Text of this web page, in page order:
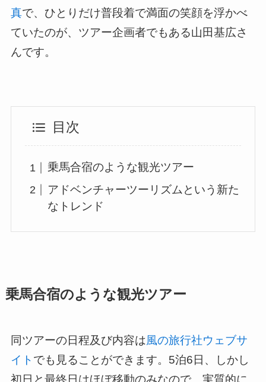
真で、ひとりだけ普段着で満面の笑顔を浮かべ
ていたのが、ツアー企画者でもある山田基広さ
んです。
目次
乗馬合宿のような観光ツアー
アドベンチャーツーリズムという新た
なトレンド
乗馬合宿のような観光ツアー
同ツアーの日程及び内容は風の旅行社ウェブサ
イト でも見ることができます。5泊6日、しかし
初日と最終日はほぼ移動のみなので、実質的に